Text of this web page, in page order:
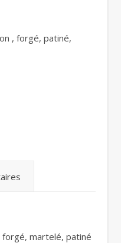
, forgé, patiné,
martelé, patiné